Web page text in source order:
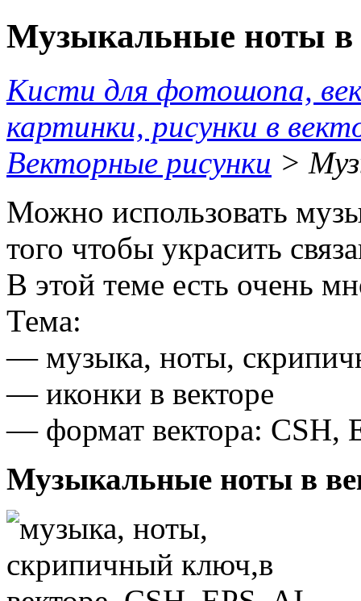
Музыкальные ноты в
Кисти для фотошопа,
картинки, рисунки в
Векторные рисунки >
Можно использовать
того чтобы украсить
В этой теме есть очень
Тема:
— музыка, ноты,
— иконки в векторе
— формат вектора: CSH,
Музыкальные ноты в